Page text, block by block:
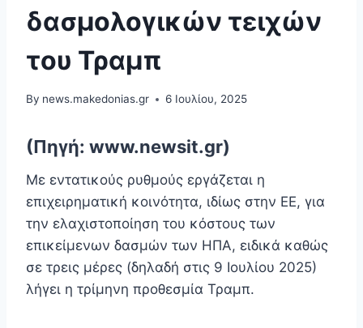
δασμολογικών τειχών
του Τραμπ
By news.makedonias.gr 6 Ιουλίου, 2025
(Πηγή: www.newsit.gr)
Με εντατικούς ρυθμούς εργάζεται η
επιχειρηματική κοινότητα, ιδίως στην ΕΕ, για
την ελαχιστοποίηση του κόστους των
επικείμενων δασμών των ΗΠΑ, ειδικά καθώς
σε τρεις μέρες (δηλαδή στις 9 Ιουλίου 2025)
λήγει η τρίμηνη προθεσμία Τραμπ.